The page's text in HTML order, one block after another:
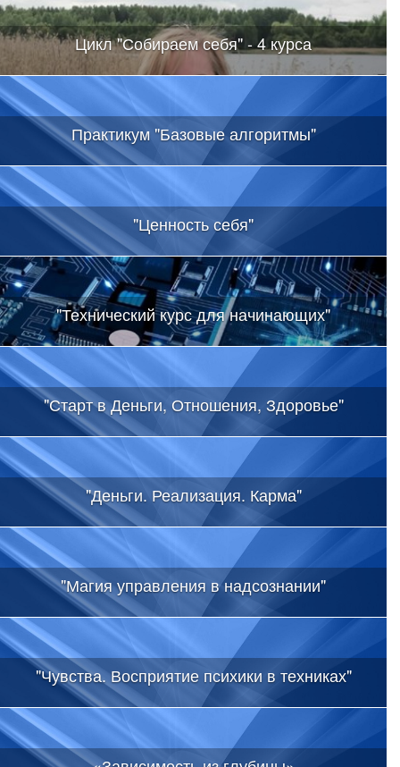
Цикл "Собираем себя" - 4 курса
Практикум "Базовые алгоритмы"
"Ценность себя"
"Технический курс для начинающих"
"Старт в Деньги, Отношения, Здоровье"
"Деньги. Реализация. Карма"
"Магия управления в надсознании"
"Чувства. Восприятие психики в техниках"